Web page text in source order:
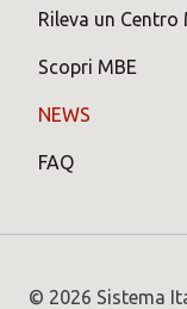
Rileva un Centro
Scopri MBE
NEWS
FAQ
© 2026 Sistema